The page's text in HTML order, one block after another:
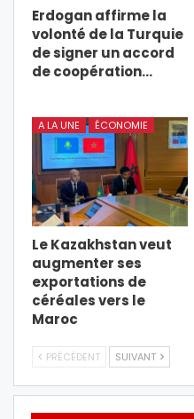
Erdogan affirme la
volonté de la Turquie
de signer un accord
de coopération…
A LA UNE ÉCONOMIE
Le Kazakhstan veut
augmenter ses
exportations de
céréales vers le
Maroc
PRÉCÉDENT SUIVANT